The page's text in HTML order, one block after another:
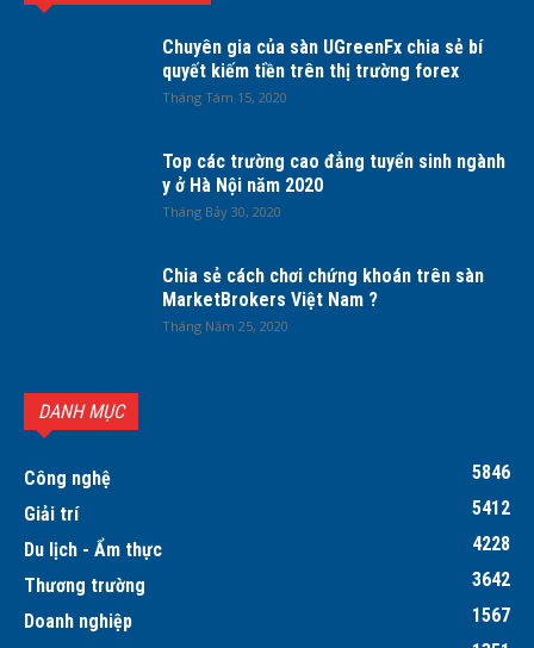
Chuyên gia của sàn UGreenFx chia sẻ bí
quyết kiếm tiền trên thị trường forex
Tháng Tám 15, 2020
Top các trường cao đẳng tuyển sinh ngành
y ở Hà Nội năm 2020
Tháng Bảy 30, 2020
Chia sẻ cách chơi chứng khoán trên sàn
MarketBrokers Việt Nam ?
Tháng Năm 25, 2020
DANH MỤC
Công nghệ
5846
Giải trí
5412
Du lịch - Ẩm thực
4228
Thương trường
3642
Doanh nghiệp
1567